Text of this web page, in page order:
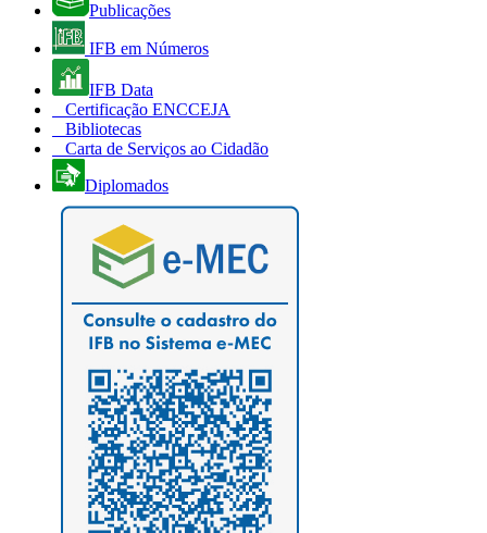
Publicações
IFB em Números
IFB Data
Certificação ENCCEJA
Bibliotecas
Carta de Serviços ao Cidadão
Diplomados